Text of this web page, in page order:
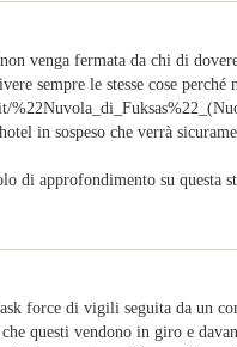
venga fermata da chi di
sempre le stesse cose
in sospeso che verrà
di approfondimento su questa
force di vigili seguita da un
questi vendono in giro e